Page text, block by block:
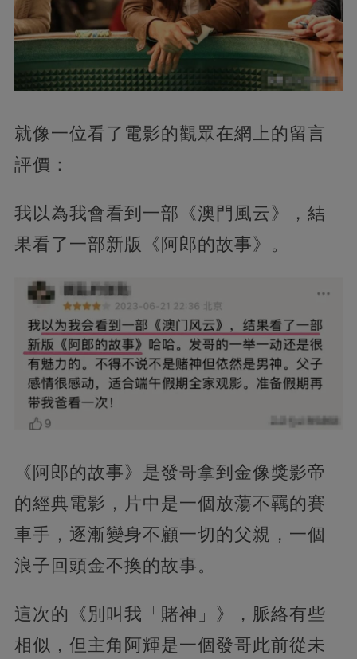
就像一位看了電影的觀眾在網上的留言
評價：
我以為我會看到一部《澳門風云》，結
果看了一部新版《阿郎的故事》。
《阿郎的故事》是發哥拿到金像獎影帝
的經典電影，片中是一個放蕩不羈的賽
車手，逐漸變身不顧一切的父親，一個
浪子回頭金不換的故事。
這次的《別叫我「賭神」》，脈絡有些
相似，但主角阿輝是一個發哥此前從未